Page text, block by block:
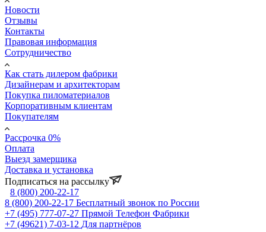
Новости
Отзывы
Контакты
Правовая информация
Сотрудничество
Как стать дилером фабрики
Дизайнерам и архитекторам
Покупка пиломатериалов
Корпоративным клиентам
Покупателям
Рассрочка 0%
Оплата
Выезд замерщика
Доставка и установка
Подписаться на рассылку
8 (800) 200-22-17
8 (800) 200-22-17 Бесплатный звонок по России
+7 (495) 777-07-27 Прямой Телефон Фабрики
+7 (49621) 7-03-12 Для партнёров